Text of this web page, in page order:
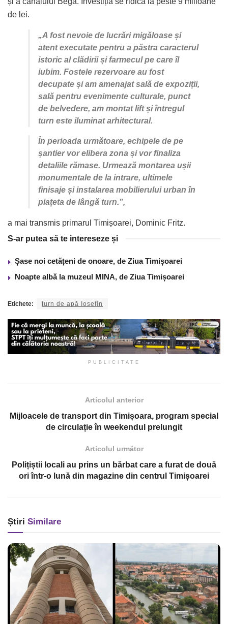
de lei.
„A fost nevoie de lucrări migăloase și
atent executate pentru a păstra caracterul
istoric al clădirii și farmecul pe care îl
iubim. Fostele rezervoare au fost
decupate și am amenajat sală de expoziții,
sală pentru evenimente culturale, punct
de belvedere, am montat lift și întregul
turn este iluminat arhitectural.
În perioada următoare, echipele de pe
șantier vor elibera zona și vor finaliza
detaliile rămase. Urmează montarea ușii
monumentale de la intrare, ultimele
finisaje și instalarea mobilierului urban în
piațeta de lângă turn.”,
a mai transmis primarul Timișoarei, Dominic Fritz.
S-ar putea să te intereseze și
Șase noi cetățeni de onoare, de Ziua Timișoarei
Noapte albă la muzeul MINA, de Ziua Timișoarei
Etichete: turn de apă Iosefin
PUBLICITATE
Articolul anterior
Mijloacele de transport din Timișoara, program special
de circulație în weekendul prelungit
Articolul următor
Polițiștii locali au prins un bărbat care a furat de două
ori într-o lună din magazine din centrul Timișoarei
Știri Similare